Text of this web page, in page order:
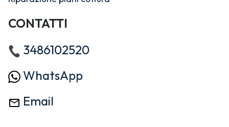
CONTATTI
3486102520
WhatsApp
Email